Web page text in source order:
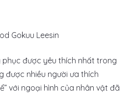
được yêu thích nhất trong
được nhiều người ưa thích
với ngoại hình của nhân vật đã